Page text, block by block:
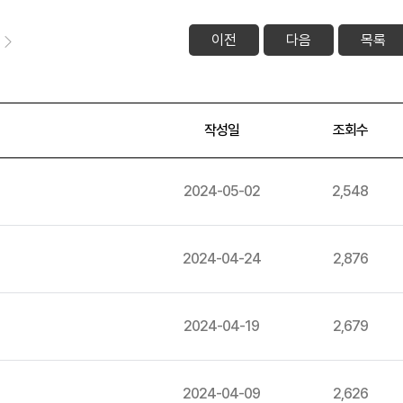
이전 다음 목록
작성일 조회수
2024-05-02 2,548
2024-04-24 2,876
2024-04-19 2,679
2024-04-09 2,626